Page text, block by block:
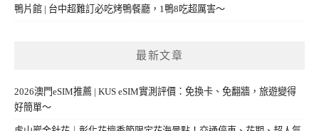
鴨片館 | 台中超難訂必吃烤鴨餐廳，1鴨8吃超厲害～
最新文章
2026澳門eSIM推薦 | KUS eSIM實測評價：免換卡、免翻牆，旅遊變得
好簡單～